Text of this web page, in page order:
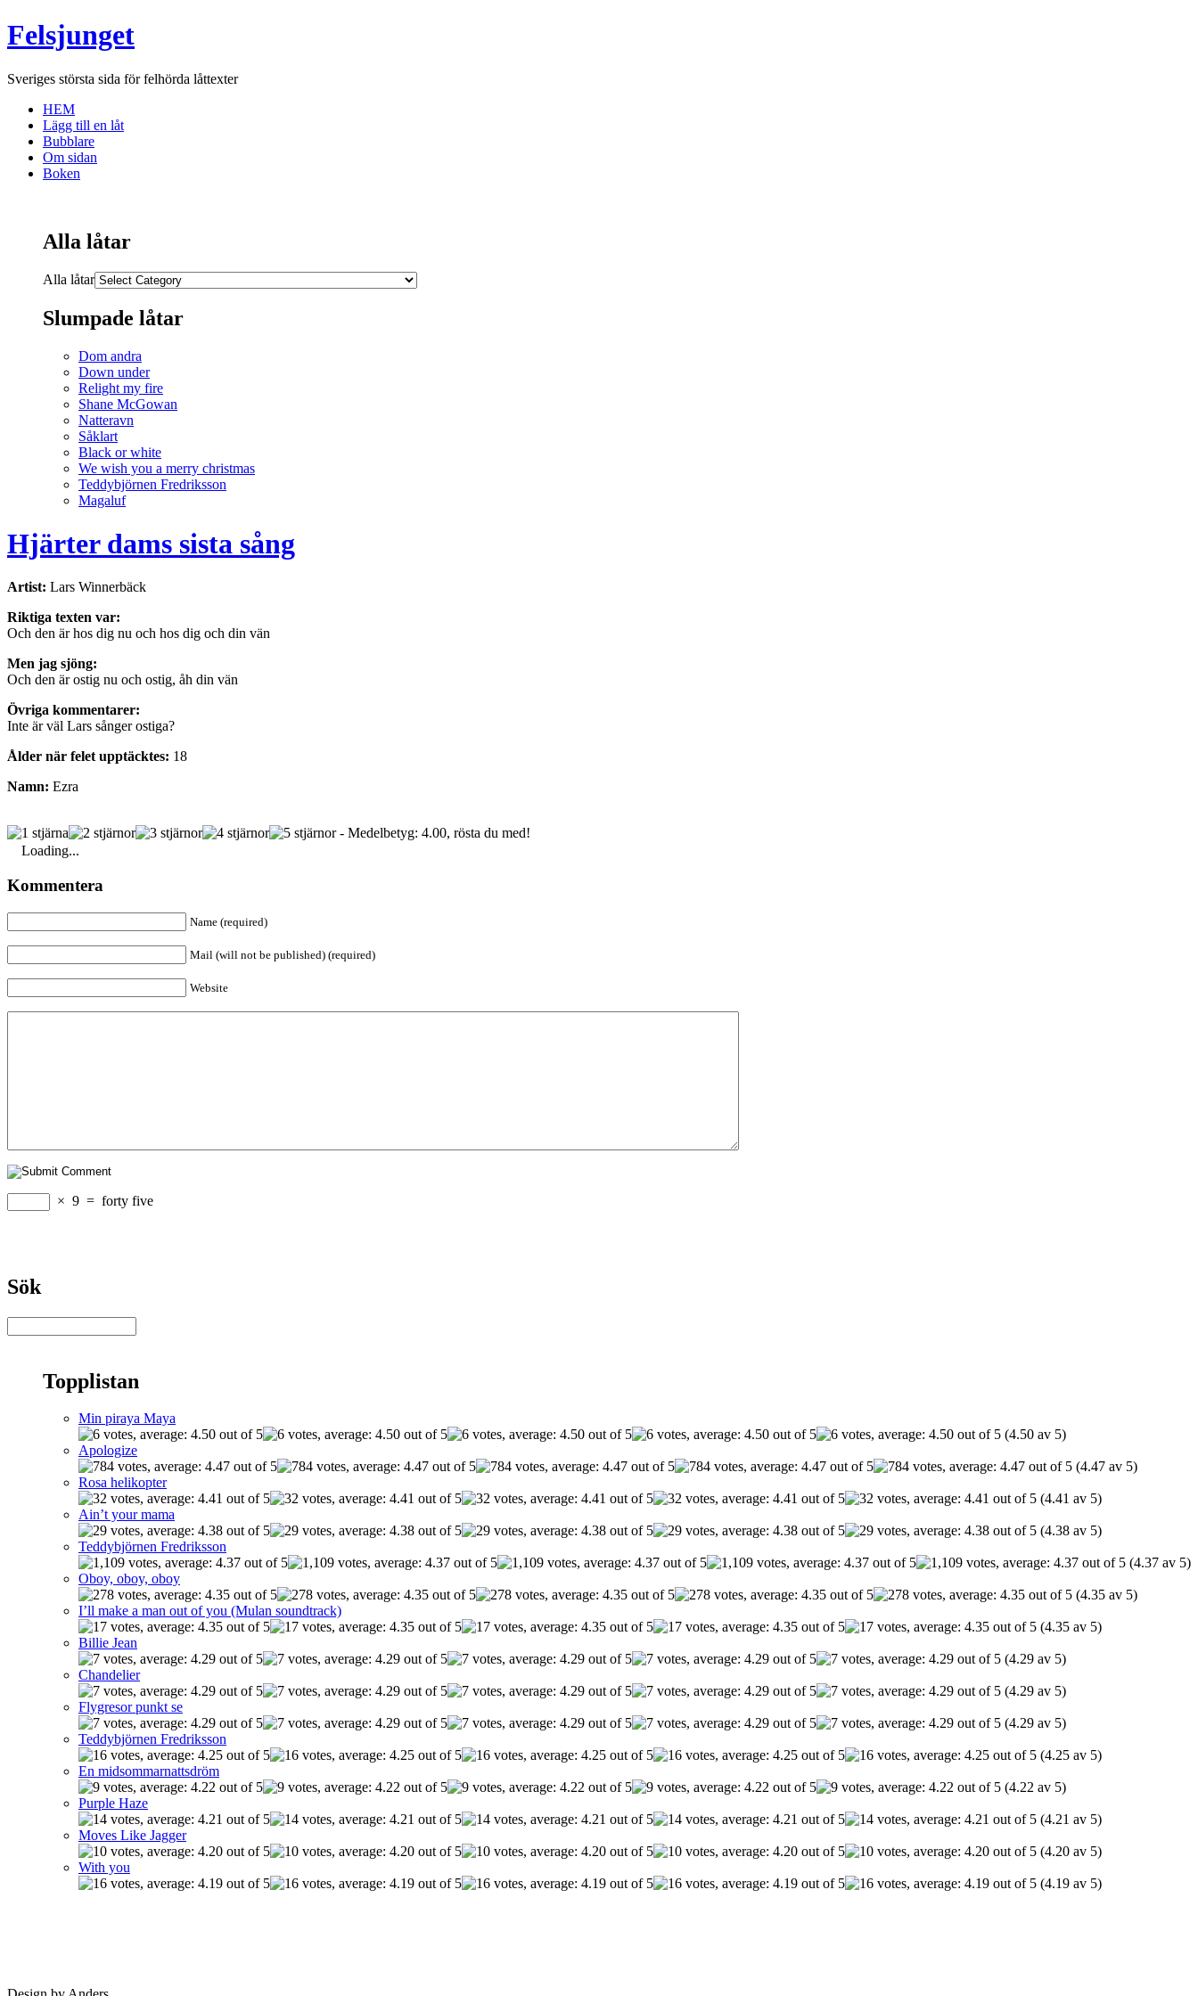
Felsjunget
Sveriges största sida för felhörda låttexter
HEM
Lägg till en låt
Bubblare
Om sidan
Boken
Alla låtar
Alla låtar
Slumpade låtar
Dom andra
Down under
Relight my fire
Shane McGowan
Natteravn
Såklart
Black or white
We wish you a merry christmas
Teddybjörnen Fredriksson
Magaluf
Hjärter dams sista sång
Artist: Lars Winnerbäck
Riktiga texten var:
Och den är hos dig nu och hos dig och din vän
Men jag sjöng:
Och den är ostig nu och ostig, åh din vän
Övriga kommentarer:
Inte är väl Lars sånger ostiga?
Ålder när felet upptäcktes: 18
Namn: Ezra
- Medelbetyg: 4.00, rösta du med!
Loading...
Kommentera
Name (required)
Mail (will not be published) (required)
Website
× 9 = forty five
Sök
Topplistan
Min piraya Maya
(4.50 av 5)
Apologize
(4.47 av 5)
Rosa helikopter
(4.41 av 5)
Ain’t your mama
(4.38 av 5)
Teddybjörnen Fredriksson
(4.37 av 5)
Oboy, oboy, oboy
(4.35 av 5)
I’ll make a man out of you (Mulan soundtrack)
(4.35 av 5)
Billie Jean
(4.29 av 5)
Chandelier
(4.29 av 5)
Flygresor punkt se
(4.29 av 5)
Teddybjörnen Fredriksson
(4.25 av 5)
En midsommarnattsdröm
(4.22 av 5)
Purple Haze
(4.21 av 5)
Moves Like Jagger
(4.20 av 5)
With you
(4.19 av 5)